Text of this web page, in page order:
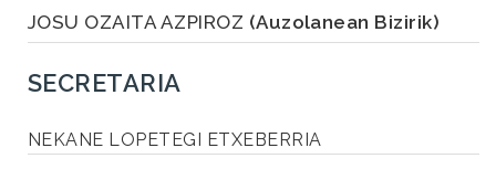
JOSU OZAITA AZPIROZ (Auzolanean Bizirik)
SECRETARIA
NEKANE LOPETEGI ETXEBERRIA